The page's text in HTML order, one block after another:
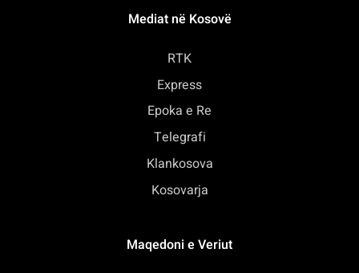
Mediat në Kosovë
RTK
Express
Epoka e Re
Telegrafi
Klankosova
Kosovarja
Maqedoni e Veriut